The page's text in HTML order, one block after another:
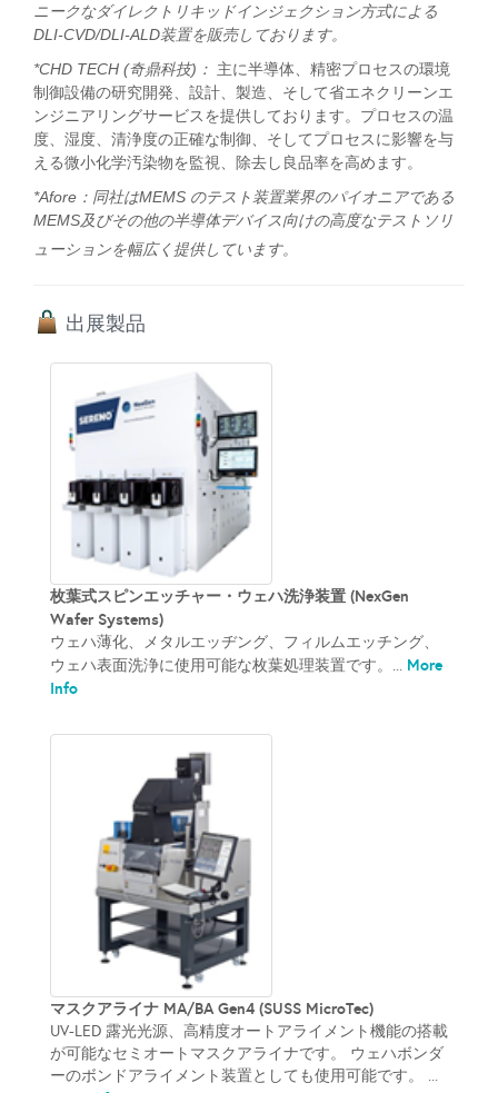
ニークなダイレクトリキッドインジェクション方式による
DLI-CVD/DLI-ALD装置を販売しております。
*CHD TECH (奇鼎科技)： 主に半導体、精密プロセスの環境
制御設備の研究開発、設計、製造、そして省エネクリーンエ
ンジニアリングサービスを提供しております。プロセスの温
度、湿度、清浄度の正確な制御、そしてプロセスに影響を与
える微小化学汚染物を監視、除去し良品率を高めます。
*Afore：同社はMEMS のテスト装置業界のパイオニアである
MEMS及びその他の半導体デバイス向けの高度なテストソリ
ューションを幅広く提供しています。
出展製品
枚葉式スピンエッチャー・ウェハ洗浄装置 (NexGen
Wafer Systems)
ウェハ薄化、メタルエッヂング、フィルムエッチング、
ウェハ表面洗浄に使用可能な枚葉処理装置です。... More
Info
マスクアライナ MA/BA Gen4 (SUSS MicroTec)
UV-LED 露光光源、高精度オートアライメント機能の搭載
が可能なセミオートマスクアライナです。 ウェハボンダ
ーのボンドアライメント装置としても使用可能です。 ...